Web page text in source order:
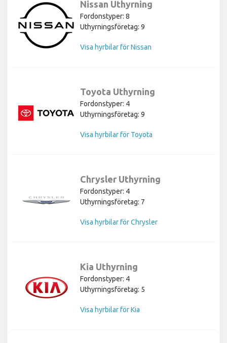
Nissan Uthyrning
Fordonstyper: 8
Uthyrningsföretag: 9
Visa hyrbilar för Nissan
Toyota Uthyrning
Fordonstyper: 4
Uthyrningsföretag: 9
Visa hyrbilar för Toyota
Chrysler Uthyrning
Fordonstyper: 4
Uthyrningsföretag: 7
Visa hyrbilar för Chrysler
Kia Uthyrning
Fordonstyper: 4
Uthyrningsföretag: 5
Visa hyrbilar för Kia